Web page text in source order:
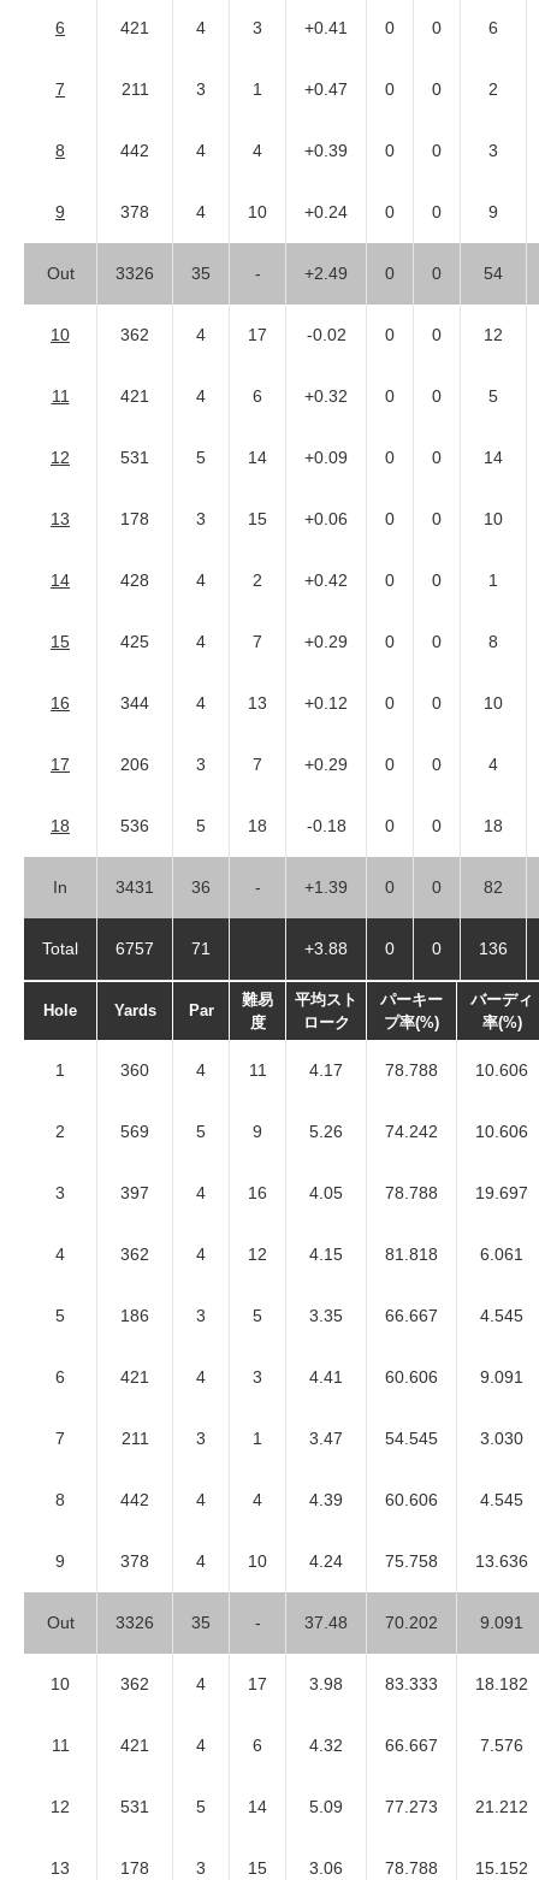
6 421 4 3 +0.41 0 0 6
7 211 3 1 +0.47 0 0 2
8 442 4 4 +0.39 0 0 3
9 378 4 10 +0.24 0 0 9
Out 3326 35 - +2.49 0 0 54
10 362 4 17 -0.02 0 0 12
11 421 4 6 +0.32 0 0 5
12 531 5 14 +0.09 0 0 14
13 178 3 15 +0.06 0 0 10
14 428 4 2 +0.42 0 0 1
15 425 4 7 +0.29 0 0 8
16 344 4 13 +0.12 0 0 10
17 206 3 7 +0.29 0 0 4
18 536 5 18 -0.18 0 0 18
In 3431 36 - +1.39 0 0 82
Total 6757 71 +3.88 0 0 136
Hole Yards Par
難易
度
平均スト
ローク
パーキー
プ率(%)
バーディ
率(%)
1 360 4 11 4.17 78.788 10.606
2 569 5 9 5.26 74.242 10.606
3 397 4 16 4.05 78.788 19.697
4 362 4 12 4.15 81.818 6.061
5 186 3 5 3.35 66.667 4.545
6 421 4 3 4.41 60.606 9.091
7 211 3 1 3.47 54.545 3.030
8 442 4 4 4.39 60.606 4.545
9 378 4 10 4.24 75.758 13.636
Out 3326 35 - 37.48 70.202 9.091
10 362 4 17 3.98 83.333 18.182
11 421 4 6 4.32 66.667 7.576
12 531 5 14 5.09 77.273 21.212
13 178 3 15 3.06 78.788 15.152